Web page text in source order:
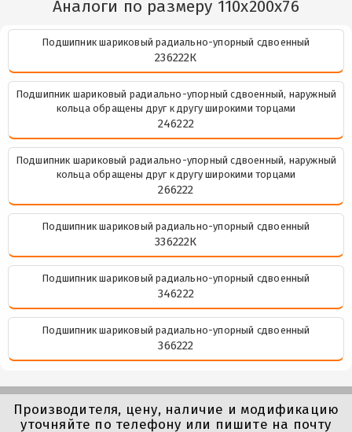
Аналоги по размеру 110x200x76
Подшипник шариковый радиально-упорный сдвоенный
236222К
Подшипник шариковый радиально-упорный сдвоенный, наружный
кольца обращены друг к другу широкими торцами
246222
Подшипник шариковый радиально-упорный сдвоенный, наружный
кольца обращены друг к другу широкими торцами
266222
Подшипник шариковый радиально-упорный сдвоенный
336222К
Подшипник шариковый радиально-упорный сдвоенный
346222
Подшипник шариковый радиально-упорный сдвоенный
366222
Производителя, цену, наличие и модификацию
уточняйте по телефону или пишите на почту